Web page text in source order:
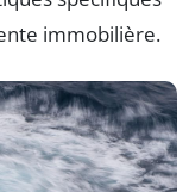
immobilière.